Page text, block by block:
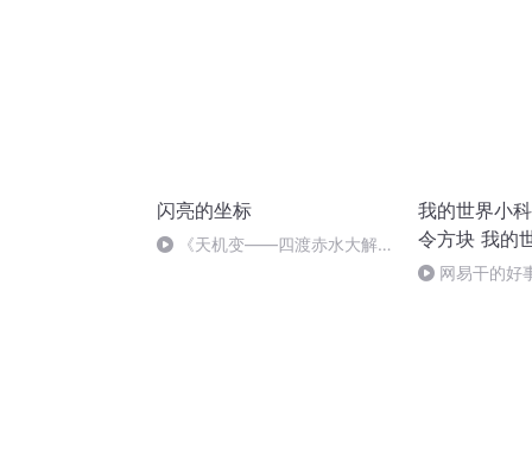
闪亮的坐标
《天机变——四渡赤水大解
我的世界小
令方块 我的
世界冷知识
网易干的好